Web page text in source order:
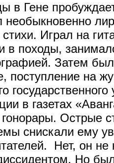
в Гене
необыкновенно
Играл на
в походы,
Затем
поступление на
государственного
в газетах
Острые
снискали ему
Нет, он не
Но